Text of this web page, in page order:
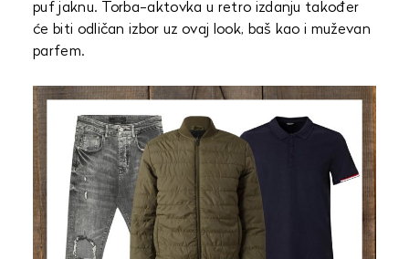
puf jaknu. Torba-aktovka u retro izdanju također
će biti odličan izbor uz ovaj look, baš kao i muževan
parfem.